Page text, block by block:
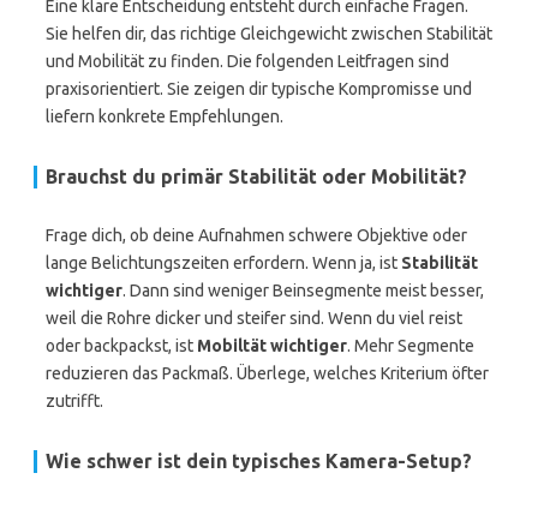
Eine klare Entscheidung entsteht durch einfache Fragen.
Sie helfen dir, das richtige Gleichgewicht zwischen Stabilität
und Mobilität zu finden. Die folgenden Leitfragen sind
praxisorientiert. Sie zeigen dir typische Kompromisse und
liefern konkrete Empfehlungen.
Brauchst du primär Stabilität oder Mobilität?
Frage dich, ob deine Aufnahmen schwere Objektive oder
lange Belichtungszeiten erfordern. Wenn ja, ist Stabilität
wichtiger. Dann sind weniger Beinsegmente meist besser,
weil die Rohre dicker und steifer sind. Wenn du viel reist
oder backpackst, ist Mobiltät wichtiger. Mehr Segmente
reduzieren das Packmaß. Überlege, welches Kriterium öfter
zutrifft.
Wie schwer ist dein typisches Kamera-Setup?